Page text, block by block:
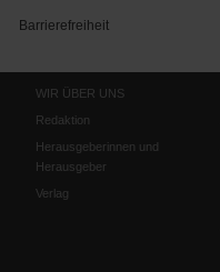
Barrierefreiheit
WIR ÜBER UNS
Redaktion
Herausgeberinnen und
Herausgeber
Verlag